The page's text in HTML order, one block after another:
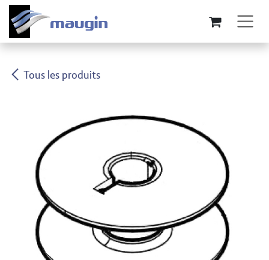
Se rendre au contenu
Tous les produits